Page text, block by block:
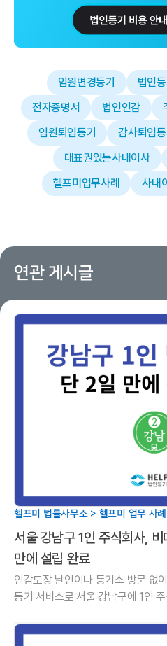
임원변경등기 법인등
전자증명서
법인인감
임원퇴임등기
감사퇴임등
대표권있는사내이사
헬프미업무사례
사내
연관 게시글
헬프미 법률사무소 > 헬프미 업무 사례
서울 강남구 1인 주식회사,
만에 설립 완료
인감도장 날인이나 등기소 방문 없
등기 서비스로 서울 강남구에 1인
까지 원스톱으로 해